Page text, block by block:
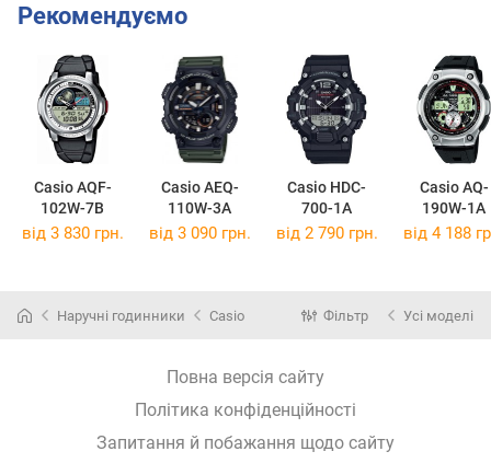
Рекомендуємо
Casio AQF-
102W-7B
Casio AEQ-
110W-3A
Casio HDC-
700-1A
Casio AQ-
190W-1A
від 3 830 грн. від 3 090 грн. від 2 790 грн. від 4 188
Наручні годинники Casio Фільтр Усі моделі
Повна версія сайту
Політика конфіденційності
Запитання й побажання щодо сайту